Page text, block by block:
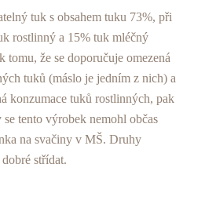
tuk s obsahem tuku 73%, při
rostlinný a 15% tuk mléčný
tomu, že se doporučuje omezená
tuků (máslo je jedním z nich) a
konzumace tuků rostlinných, pak
tento výrobek nemohl občas
na svačiny v MŠ. Druhy
střídat.